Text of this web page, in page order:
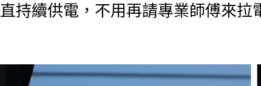
持續供電，不用再請專業師傅來拉